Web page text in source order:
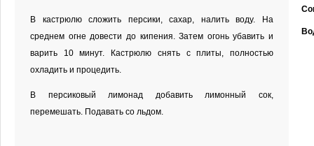
В кастрюлю сложить персики, сахар, налить воду. На
среднем огне довести до кипения. Затем огонь убавить и
варить 10 минут. Кастрюлю снять с плиты, полностью
охладить и процедить.
В персиковый лимонад добавить лимонный сок,
перемешать. Подавать со льдом.